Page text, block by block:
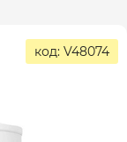
код: V48074